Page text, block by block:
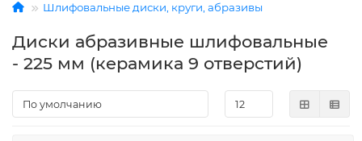
Шлифовальные диски, круги, абразивы
Диски абразивные шлифовальные
- 225 мм (керамика 9 отверстий)